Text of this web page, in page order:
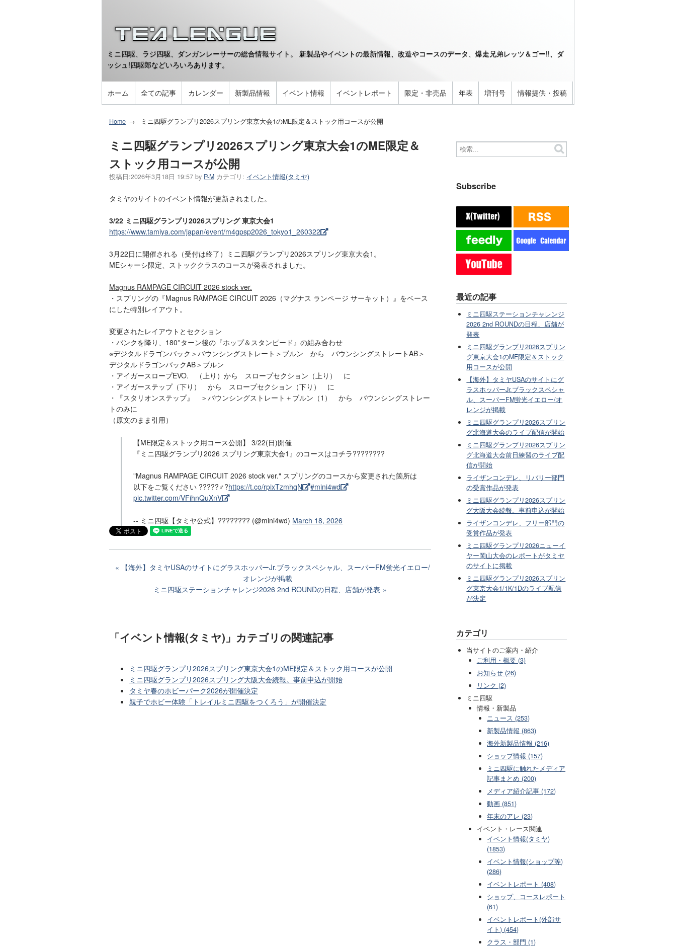
ミニ四駆、ラジ四駆、ダンガンレーサーの総合情報サイト。 新製品やイベントの最新情報、改造やコースのデータ、爆走兄弟レッツ＆ゴー!!、ダ
ッシュ!四駆郎などいろいろあります。
ホーム 全ての記事 カレンダー 新製品情報 イベント情報 イベントレポート 限定・非売品 年表 増刊号 情報提供・投稿
Home ミニ四駆グランプリ2026スプリング東京大会1のME限定＆ストック用コースが公開
ミニ四駆グランプリ2026スプリング東京大会1のME限定＆
ストック用コースが公開
投稿日:2026年3月18日 19:57 by P-M カテゴリ: イベント情報(タミヤ)
タミヤのサイトのイベント情報が更新されました。
3/22 ミニ四駆グランプリ2026スプリング 東京大会1
https://www.tamiya.com/japan/event/m4gpsp2026_tokyo1_260322
3月22日に開催される（受付は終了）ミニ四駆グランプリ2026スプリング東京大会1。
MEシャーシ限定、ストッククラスのコースが発表されました。
Magnus RAMPAGE CIRCUIT 2026 stock ver.
・スプリングの『Magnus RAMPAGE CIRCUIT 2026（マグナス ランページ サーキット）』をベース
にした特別レイアウト。
変更されたレイアウトとセクション
・バンクを降り、180°ターン後の『ホップ＆スタンピード』の組み合わせ
※デジタルドラゴンバック＞バウンシングストレート＞ブルン から バウンシングストレートAB＞
デジタルドラゴンバックAB＞ブルン
・アイガースロープEVO. （上り）から スロープセクション（上り） に
・アイガーステップ（下り） から スロープセクション（下り） に
・『スタリオンステップ』 ＞バウンシングストレート＋ブルン（1） から バウンシングストレー
トのみに
（原文のまま引用）
【ME限定＆ストック用コース公開】 3/22(日)開催
『ミニ四駆グランプリ2026 スプリング東京大会1』のコースはコチラ????????
"Magnus RAMPAGE CIRCUIT 2026 stock ver." スプリングのコースから変更された箇所は
以下をご覧ください ?????♂?https://t.co/rpixTzmhqN
#mini4wd
pic.twitter.com/VFihnQuXnV
-- ミニ四駆【タミヤ公式】???????? (@mini4wd) March 18, 2026
【海外】タミヤUSAのサイトにグラスホッパーJr.ブラックスペシャル、スーパーFM蛍光イエロー/
オレンジが掲載
ミニ四駆ステーションチャレンジ2026 2nd ROUNDの日程、店舗が発表
「イベント情報(タミヤ)」カテゴリの関連記事
ミニ四駆グランプリ2026スプリング東京大会1のME限定＆ストック用コースが公開
ミニ四駆グランプリ2026スプリング大阪大会続報。事前申込が開始
タミヤ春のホビーパーク2026が開催決定
親子でホビー体験「トレイルミニ四駆をつくろう」が開催決定
Subscribe
最近の記事
ミニ四駆ステーションチャレンジ
2026 2nd ROUNDの日程、店舗が
発表
ミニ四駆グランプリ2026スプリン
グ東京大会1のME限定＆ストック
用コースが公開
【海外】タミヤUSAのサイトにグ
ラスホッパーJr.ブラックスペシャ
ル、スーパーFM蛍光イエロー/オ
レンジが掲載
ミニ四駆グランプリ2026スプリン
グ北海道大会のライブ配信が開始
ミニ四駆グランプリ2026スプリン
グ北海道大会前日練習のライブ配
信が開始
ライザンコンデレ、リバリー部門
の受賞作品が発表
ミニ四駆グランプリ2026スプリン
グ大阪大会続報。事前申込が開始
ライザンコンデレ、フリー部門の
受賞作品が発表
ミニ四駆グランプリ2026ニューイ
ヤー岡山大会のレポートがタミヤ
のサイトに掲載
ミニ四駆グランプリ2026スプリン
グ東京大会1/1K/1Dのライブ配信
が決定
カテゴリ
当サイトのご案内・紹介
ご利用・概要 (3)
お知らせ (26)
リンク (2)
ミニ四駆
情報・新製品
ニュース (253)
新製品情報 (863)
海外新製品情報 (216)
ショップ情報 (157)
ミニ四駆に触れたメディア
記事まとめ (200)
メディア紹介記事 (172)
動画 (851)
年末のアレ (23)
イベント・レース関連
イベント情報(タミヤ)
(1853)
イベント情報(ショップ等)
(286)
イベントレポート (408)
ショップ、コースレポート
(61)
イベントレポート(外部サ
イト) (454)
クラス・部門 (1)